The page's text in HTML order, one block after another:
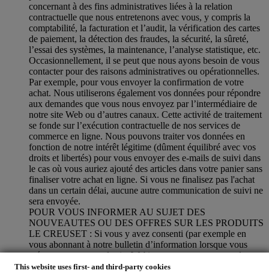
This website uses first- and third-party cookies
concernant à des fins administratives liées à la relation
contractuelle que nous entretenons avec vous, y compris la
comptabilité, la facturation et l’audit, la vérification des cartes
de paiement, la détection des fraudes, la sécurité, la sûreté,
l’essai des systèmes, la maintenance, l’analyse statistique, etc.
Occasionnellement, il se peut que nous ayons besoin de vous
contacter pour des raisons administratives ou opérationnelles.
Par exemple, pour vous envoyer la confirmation de votre
achat. Nous utiliserons également vos données pour répondre
aux demandes que vous nous envoyez par l’intermédiaire de
notre site Web ou d’autres canaux. Cette activité de traitement
se fonde sur l’exécution contractuelle de nos services de
commerce en ligne. Nous pouvons traiter vos données en
fonction de notre intérêt légitime (dûment équilibré avec vos
droits et libertés) pour vous envoyer des e-mails de suivi dans
le cas où vous auriez ajouté des articles dans votre panier sans
finaliser votre achat en ligne. Si vous ne finalisez pas l'achat
dans un certain délai, aucune autre communication de suivi ne
sera envoyée.
POUR VOUS INFORMER AU SUJET DES
NOUVEAUTES OU DES OFFRES SUR LES PRODUITS
LE CREUSET : Si vous y avez consenti (par exemple en
vous abonnant à notre bulletin d’information lorsque vous
créez un compte sur le site Web), nous vous enverrons des
communications publicitaires personnalisées et des nouvelles